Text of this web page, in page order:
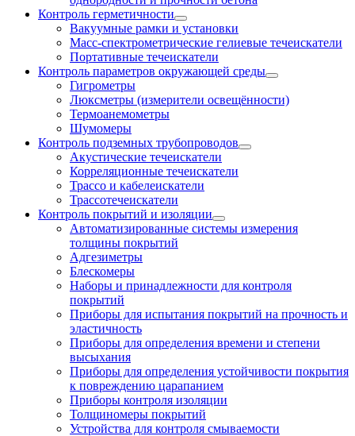
Контроль герметичности
Вакуумные рамки и установки
Масс-спектрометрические гелиевые течеискатели
Портативные течеискатели
Контроль параметров окружающей среды
Гигрометры
Люксметры (измерители освещённости)
Термоанемометры
Шумомеры
Контроль подземных трубопроводов
Акустические течеискатели
Корреляционные течеискатели
Трассо и кабелеискатели
Трассотечеискатели
Контроль покрытий и изоляции
Автоматизированные системы измерения
толщины покрытий
Адгезиметры
Блескомеры
Наборы и принадлежности для контроля
покрытий
Приборы для испытания покрытий на прочность и
эластичность
Приборы для определения времени и степени
высыхания
Приборы для определения устойчивости покрытия
к повреждению царапанием
Приборы контроля изоляции
Толщиномеры покрытий
Устройства для контроля смываемости